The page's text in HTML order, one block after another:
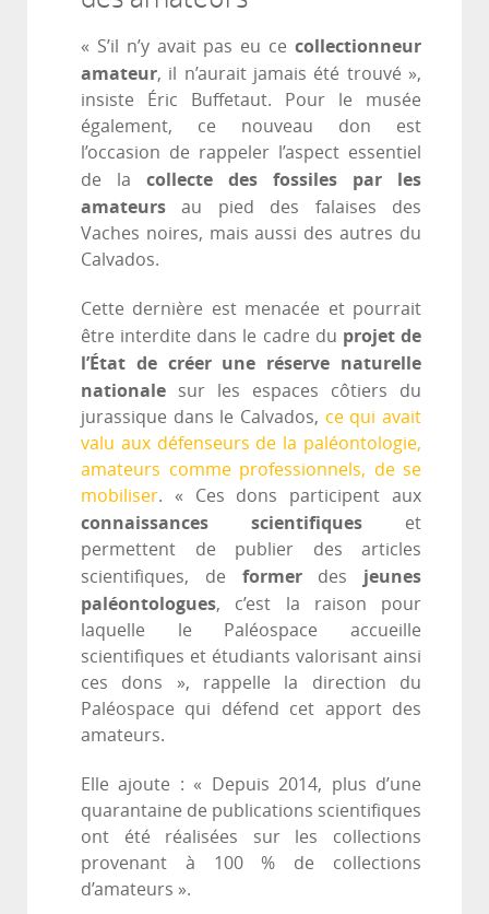
« S’il n’y avait pas eu ce collectionneur
amateur, il n’aurait jamais été trouvé »,
insiste Éric Buffetaut. Pour le musée
également, ce nouveau don est
l’occasion de rappeler l’aspect essentiel
de la collecte des fossiles par les
amateurs au pied des falaises des
Vaches noires, mais aussi des autres du
Calvados.
Cette dernière est menacée et pourrait
être interdite dans le cadre du projet de
l’État de créer une réserve naturelle
nationale sur les espaces côtiers du
jurassique dans le Calvados, ce qui avait
valu aux défenseurs de la paléontologie,
amateurs comme professionnels, de se
mobiliser. « Ces dons participent aux
connaissances scientifiques et
permettent de publier des articles
scientifiques, de former des jeunes
paléontologues, c’est la raison pour
laquelle le Paléospace accueille
scientifiques et étudiants valorisant ainsi
ces dons », rappelle la direction du
Paléospace qui défend cet apport des
amateurs.
Elle ajoute : « Depuis 2014, plus d’une
quarantaine de publications scientifiques
ont été réalisées sur les collections
provenant à 100 % de collections
d’amateurs ».